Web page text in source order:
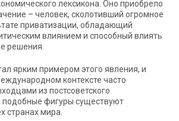
лексикона. Оно приобрело
– человек, сколотивший огромное
приватизации, обладающий
влиянием и способный влиять
решения.
ярким примером этого явления, и
контексте часто
из постсоветского
подобные фигуры существуют
странах мира.